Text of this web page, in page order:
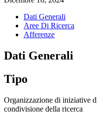
Dati Generali
Aree Di Ricerca
Afferenze
Dati Generali
Tipo
Organizzazione di iniziative
condivisione della ricerca